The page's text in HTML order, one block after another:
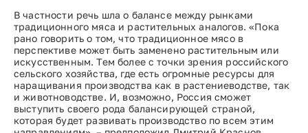
В частности речь шла о балансе между рынками
традиционного мяса и растительных аналогов. «Пока
рано говорить о том, что традиционное мясо в
перспективе может быть заменено растительным или
искусственным. Тем более с точки зрения российского
сельского хозяйства, где есть огромные ресурсы для
наращивания производства как в растениеводстве, так
и животноводстве. И, возможно, Россия сможет
выступить своего рода балансирующей страной,
которая будет развивать производство по всем этим